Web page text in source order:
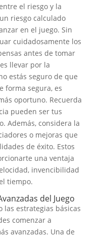
el riesgo y la
riesgo calculado
en el juego. Sin
cuidadosamente los
antes de tomar
llevar por la
estás seguro de que
forma segura, es
oportuno. Recuerda
pueden ser tus
Además, considera la
o mejoras que
de éxito. Estos
una ventaja
invencibilidad
tiempo.
del Juego
las estrategias básicas
comenzar a
avanzadas. Una de